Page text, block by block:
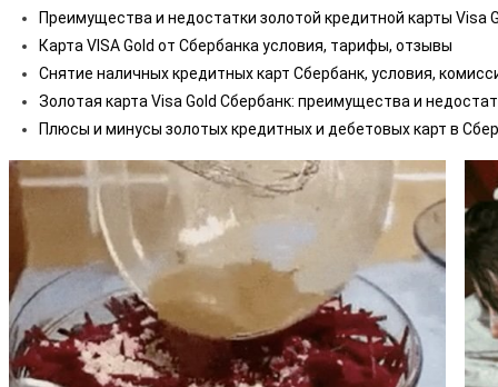
Преимущества и недостатки золотой кредитной карты Visa
Карта VISA Gold от Сбербанка условия, тарифы, отзывы
Снятие наличных кредитных карт Сбербанк, условия,
Золотая карта Visa Gold Сбербанк: преимущества и
Плюсы и минусы золотых кредитных и дебетовых карт в